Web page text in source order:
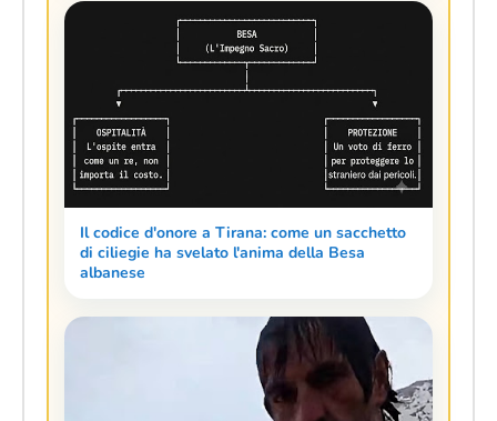
Il codice d'onore a Tirana: come un sacchetto
di ciliegie ha svelato l'anima della Besa
albanese